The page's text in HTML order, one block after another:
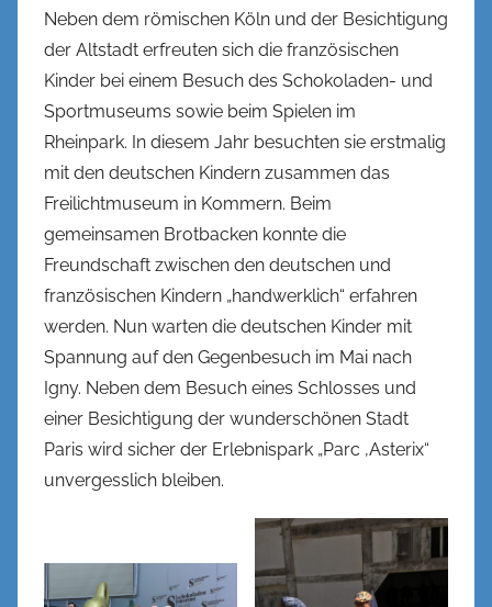
Neben dem römischen Köln und der Besichtigung
der Altstadt erfreuten sich die französischen
Kinder bei einem Besuch des Schokoladen- und
Sportmuseums sowie beim Spielen im
Rheinpark. In diesem Jahr besuchten sie erstmalig
mit den deutschen Kindern zusammen das
Freilichtmuseum in Kommern. Beim
gemeinsamen Brotbacken konnte die
Freundschaft zwischen den deutschen und
französischen Kindern „handwerklich“ erfahren
werden. Nun warten die deutschen Kinder mit
Spannung auf den Gegenbesuch im Mai nach
Igny. Neben dem Besuch eines Schlosses und
einer Besichtigung der wunderschönen Stadt
Paris wird sicher der Erlebnispark „Parc ‚Asterix“
unvergesslich bleiben.